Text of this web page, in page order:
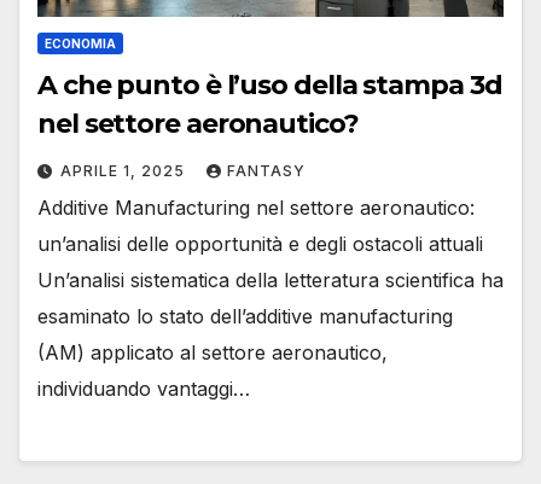
ECONOMIA
A che punto è l’uso della stampa 3d
nel settore aeronautico?
APRILE 1, 2025 FANTASY
Additive Manufacturing nel settore aeronautico:
un’analisi delle opportunità e degli ostacoli attuali
Un’analisi sistematica della letteratura scientifica ha
esaminato lo stato dell’additive manufacturing
(AM) applicato al settore aeronautico,
individuando vantaggi…